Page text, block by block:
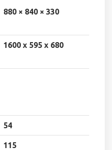
880 × 840 × 330
1600 x 595 x 680
54
115